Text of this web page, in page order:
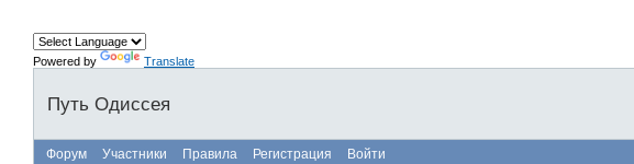
Powered by Translate
Путь Одиссея
Форум Участники Правила Регистрация Войти